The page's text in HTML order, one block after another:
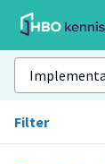
Filter